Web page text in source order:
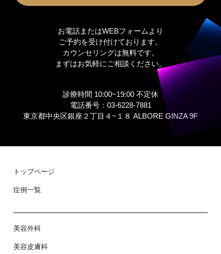
お電話またはWEBフォームより
ご予約を受け付けております。
カウンセリングは無料です。
まずはお気軽にご相談ください。
診療時間 10:00~19:00 不定休
電話番号：03-6228-7881
東京都中央区銀座２丁⽬４−１８ ALBORE GINZA 9F
トップページ
症例⼀覧
美容外科
美容⽪膚科